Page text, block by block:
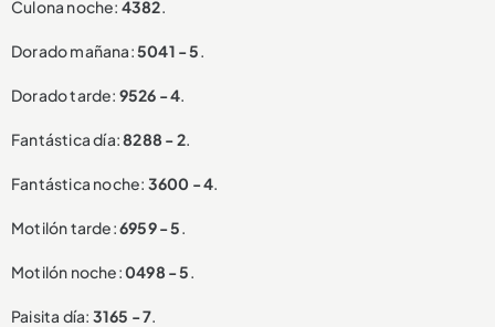
Culona noche: 4382.
Dorado mañana:5041 - 5.
Dorado tarde: 9526 - 4.
Fantástica día:8288 - 2.
Fantástica noche: 3600 - 4.
Motilón tarde:6959 - 5.
Motilón noche:0498 - 5.
Paisita día: 3165 - 7.